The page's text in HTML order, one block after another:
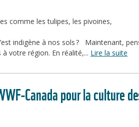
comme les tulipes, les pivoines,
indigène à nos sols ? Maintenant,
votre région. En réalité,... Lire la suite
Canada pour la culture